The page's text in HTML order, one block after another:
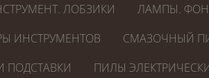
ЛОБЗИКИ
ЛАМПЫ.
ИНСТРУМЕНТОВ СМАЗОЧНЫЙ
ПОДСТАВКИ
ПИЛЫ